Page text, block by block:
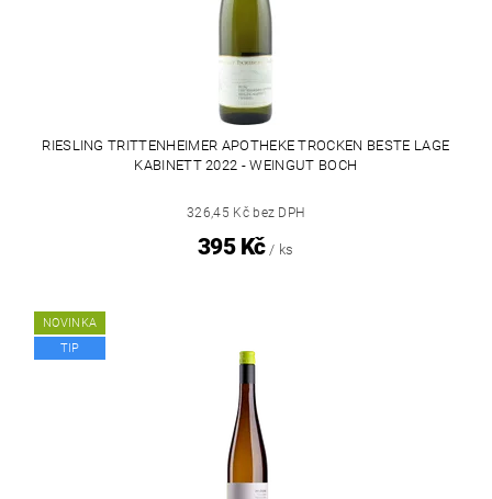
RIESLING TRITTENHEIMER APOTHEKE TROCKEN BESTE LAGE
KABINETT 2022 - WEINGUT BOCH
326,45 Kč bez DPH
395 Kč / ks
NOVINKA
TIP